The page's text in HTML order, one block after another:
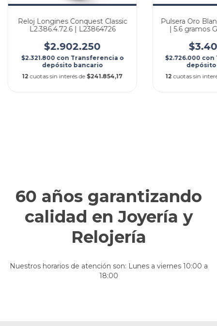
Reloj Longines Conquest Classic
L2.386.4.72.6 | L23864726
$2.902.250
$2.321.800 con Transferencia o
depósito bancario
12 cuotas sin interés de $241.854,17
Pulsera Oro
| 5.6 gramos
$2.726.000 con
12 cuotas sin
60 años garantizando
calidad en Joyería y
Relojería
Nuestros horarios de atención son: Lunes a viernes 10:00 a
18:00